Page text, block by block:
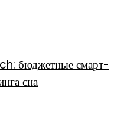
бюджетные смарт-
сна